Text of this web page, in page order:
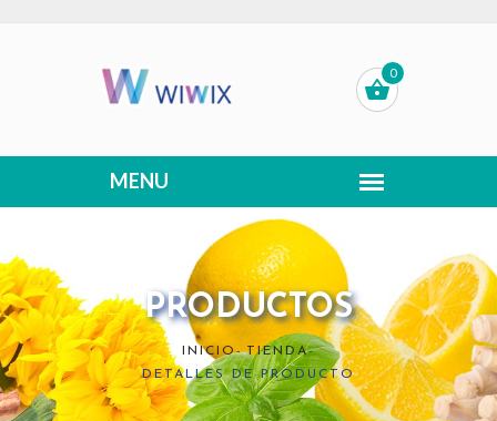
0
PRODUCTOS
INICIO- TIENDA-
DETALLES DE PRODUCTO